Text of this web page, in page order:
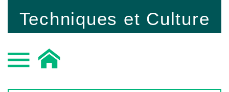
Techniques et Culture